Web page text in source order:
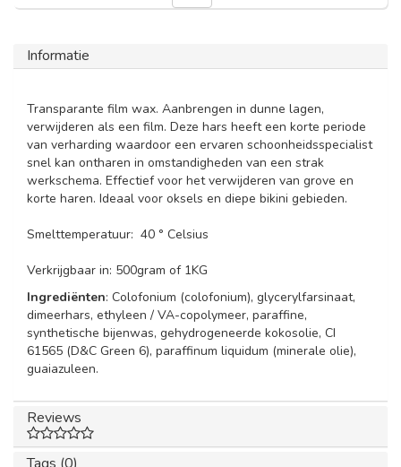
Informatie
Transparante film wax. Aanbrengen in dunne lagen,
verwijderen als een film. Deze hars heeft een korte periode
van verharding waardoor een ervaren schoonheidsspecialist
snel kan ontharen in omstandigheden van een strak
werkschema. Effectief voor het verwijderen van grove en
korte haren. Ideaal voor oksels en diepe bikini gebieden.
Smelttemperatuur: 40 ° Celsius
Verkrijgbaar in: 500gram of 1KG
Ingrediënten: Colofonium (colofonium), glycerylfarsinaat,
dimeerhars, ethyleen / VA-copolymeer, paraffine,
synthetische bijenwas, gehydrogeneerde kokosolie, CI
61565 (D&C Green 6), paraffinum liquidum (minerale olie),
guaiazuleen.
Reviews